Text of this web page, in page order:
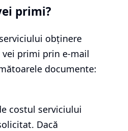
primi?
obținere
vei primi prin e-mail
documente:
costul serviciului
Dacă